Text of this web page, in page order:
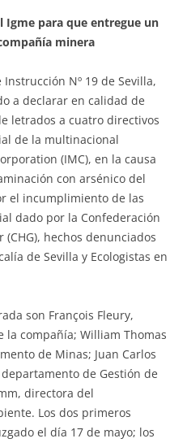
Igme para que entregue un
minera
Nº 19 de Sevilla,
a declarar en calidad de
letrados a cuatro directivos
de la multinacional
(IMC), en la causa
con arsénico del
el incumplimiento de las
dado por la Confederación
hechos denunciados
de Sevilla y Ecologistas en
son François Fleury,
compañía; William Thomas
de Minas; Juan Carlos
de Gestión de
directora del
Los dos primeros
el día 17 de mayo; los